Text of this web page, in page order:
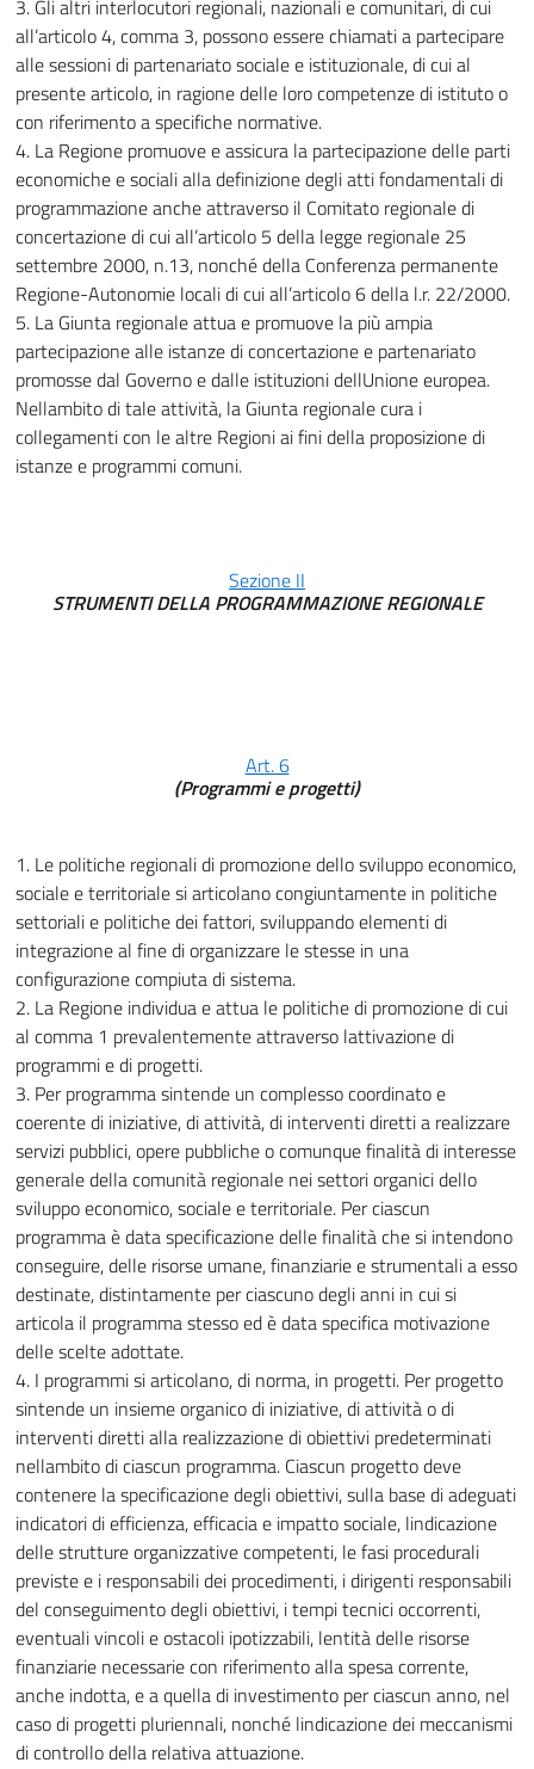
3. Gli altri interlocutori regionali, nazionali e comunitari, di cui
all’articolo 4, comma 3, possono essere chiamati a partecipare
alle sessioni di partenariato sociale e istituzionale, di cui al
presente articolo, in ragione delle loro competenze di istituto o
con riferimento a specifiche normative.
4. La Regione promuove e assicura la partecipazione delle parti
economiche e sociali alla definizione degli atti fondamentali di
programmazione anche attraverso il Comitato regionale di
concertazione di cui all’articolo 5 della legge regionale 25
settembre 2000, n.13, nonché della Conferenza permanente
Regione-Autonomie locali di cui all’articolo 6 della l.r. 22/2000.
5. La Giunta regionale attua e promuove la più ampia
partecipazione alle istanze di concertazione e partenariato
promosse dal Governo e dalle istituzioni dellUnione europea.
Nellambito di tale attività, la Giunta regionale cura i
collegamenti con le altre Regioni ai fini della proposizione di
istanze e programmi comuni.
Sezione II
STRUMENTI DELLA PROGRAMMAZIONE REGIONALE
Art. 6
(Programmi e progetti)
1. Le politiche regionali di promozione dello sviluppo economico,
sociale e territoriale si articolano congiuntamente in politiche
settoriali e politiche dei fattori, sviluppando elementi di
integrazione al fine di organizzare le stesse in una
configurazione compiuta di sistema.
2. La Regione individua e attua le politiche di promozione di cui
al comma 1 prevalentemente attraverso lattivazione di
programmi e di progetti.
3. Per programma sintende un complesso coordinato e
coerente di iniziative, di attività, di interventi diretti a realizzare
servizi pubblici, opere pubbliche o comunque finalità di interesse
generale della comunità regionale nei settori organici dello
sviluppo economico, sociale e territoriale. Per ciascun
programma è data specificazione delle finalità che si intendono
conseguire, delle risorse umane, finanziarie e strumentali a esso
destinate, distintamente per ciascuno degli anni in cui si
articola il programma stesso ed è data specifica motivazione
delle scelte adottate.
4. I programmi si articolano, di norma, in progetti. Per progetto
sintende un insieme organico di iniziative, di attività o di
interventi diretti alla realizzazione di obiettivi predeterminati
nellambito di ciascun programma. Ciascun progetto deve
contenere la specificazione degli obiettivi, sulla base di adeguati
indicatori di efficienza, efficacia e impatto sociale, lindicazione
delle strutture organizzative competenti, le fasi procedurali
previste e i responsabili dei procedimenti, i dirigenti responsabili
del conseguimento degli obiettivi, i tempi tecnici occorrenti,
eventuali vincoli e ostacoli ipotizzabili, lentità delle risorse
finanziarie necessarie con riferimento alla spesa corrente,
anche indotta, e a quella di investimento per ciascun anno, nel
caso di progetti pluriennali, nonché lindicazione dei meccanismi
di controllo della relativa attuazione.